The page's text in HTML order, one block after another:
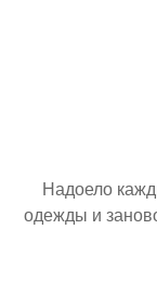
Надоело
одежды и